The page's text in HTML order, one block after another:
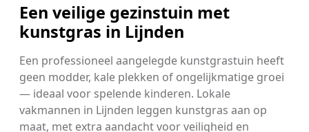
Een veilige gezinstuin met
kunstgras in Lijnden
Een professioneel aangelegde kunstgrastuin heeft
geen modder, kale plekken of ongelijkmatige groei
— ideaal voor spelende kinderen. Lokale
vakmannen in Lijnden leggen kunstgras aan op
maat, met extra aandacht voor veiligheid en